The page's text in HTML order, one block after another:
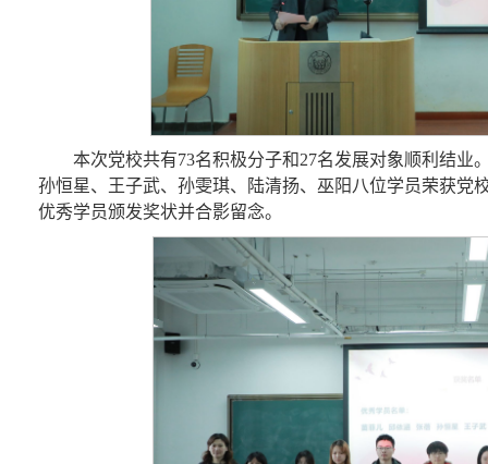
本次党校共有73名积极分子和27名发展对象顺利结业
孙恒星、王子武、孙雯琪、陆清扬、巫阳八位学员荣获党
优秀学员颁发奖状并合影留念。